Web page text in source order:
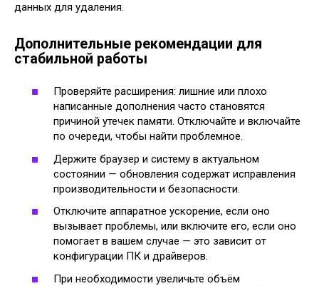
данных для удаления.
Дополнительные рекомендации для
стабильной работы
Проверяйте расширения: лишние или плохо
написанные дополнения часто становятся
причиной утечек памяти. Отключайте и включайте
по очереди, чтобы найти проблемное.
Держите браузер и систему в актуальном
состоянии — обновления содержат исправления
производительности и безопасности.
Отключите аппаратное ускорение, если оно
вызывает проблемы, или включите его, если оно
помогает в вашем случае — это зависит от
конфигурации ПК и драйверов.
При необходимости увеличьте объём